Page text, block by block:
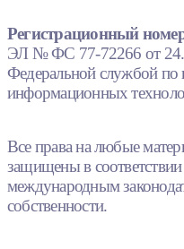
Регистрационный
ЭЛ № ФС 77-72266 от
Федеральной службой по
информационных
Все права на любые
защищены в
международным
собственности.